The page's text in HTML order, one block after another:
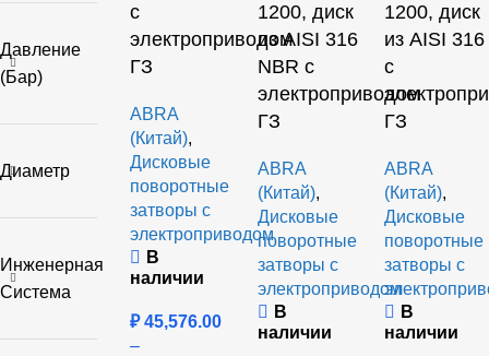
Давление
(бар)
Диаметр
Инженерная
Система
с
электроприводом
ГЗ
ABRA
(Китай),
Дисковые
поворотные
затворы с
электроприводом
В
наличии
₽45,576.00
–
1200, диск
из AISI 316
NBR с
электроприводом
ГЗ
ABRA
(Китай),
Дисковые
поворотные
затворы с
электроприводом
В
наличии
1200, диск
из AISI 316
с
ГЗ
ABRA
(Китай),
Дисковые
поворотные
затворы с
В
наличии